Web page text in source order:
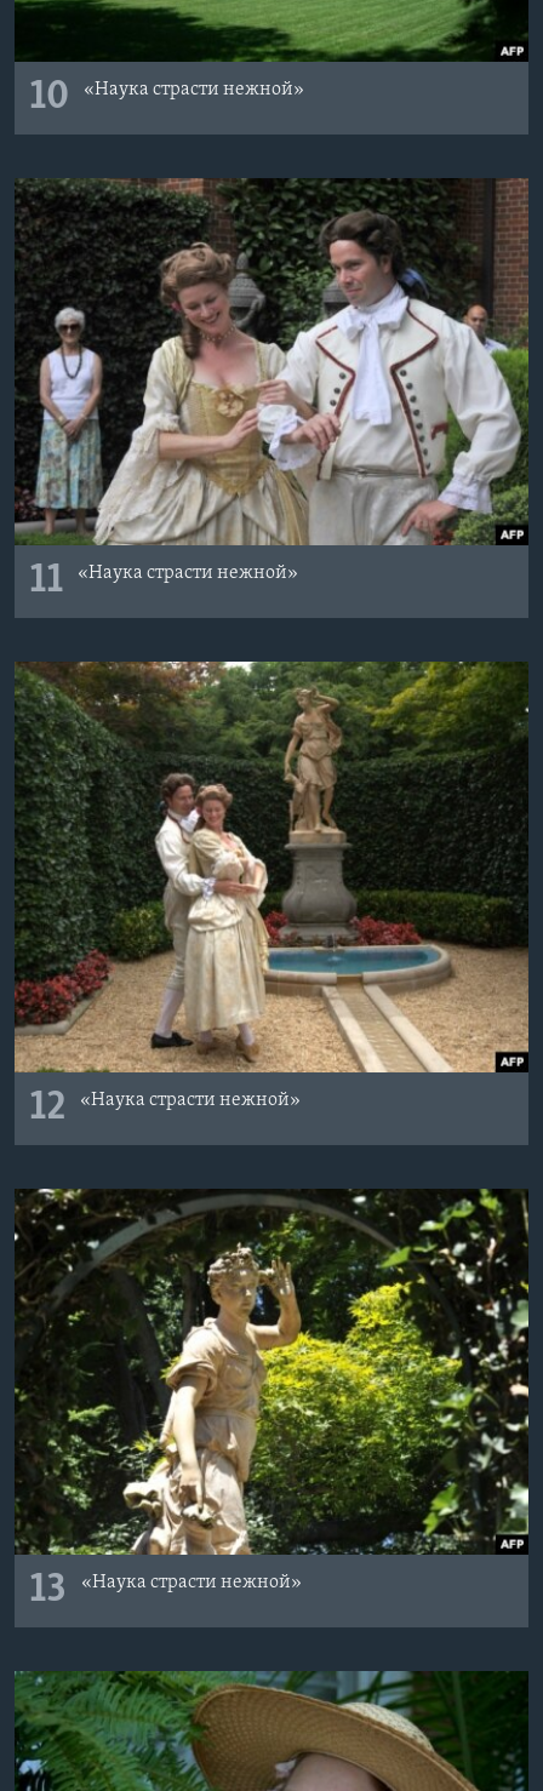
10 «Наука страсти нежной»
11 «Наука страсти нежной»
12 «Наука страсти нежной»
13 «Наука страсти нежной»